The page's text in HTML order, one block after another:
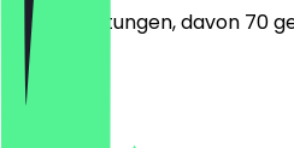
610
Bewertungen, davon 70
Indira